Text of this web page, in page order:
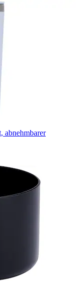
abnehmbarer